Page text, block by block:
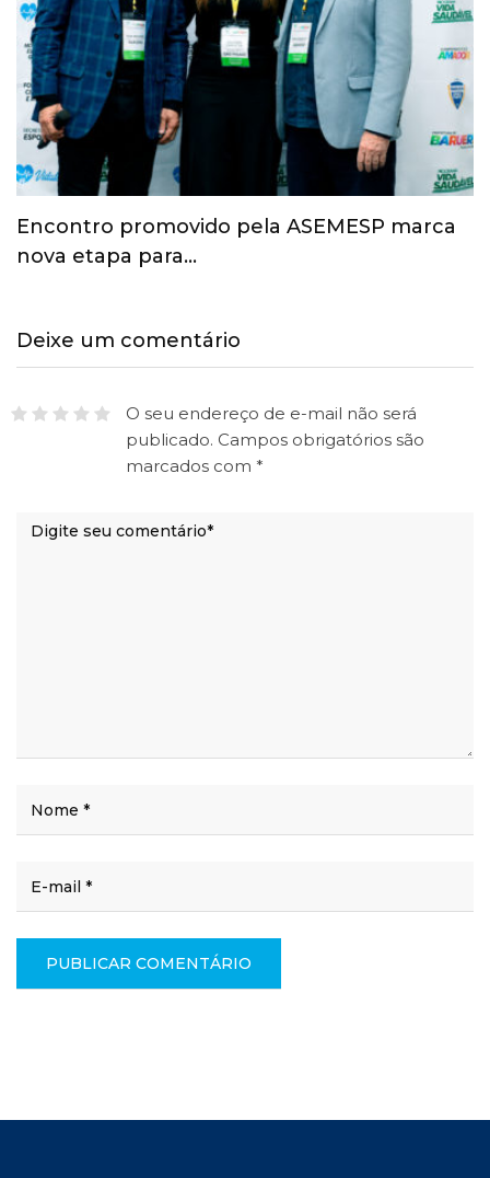
Esporte ganha espaço na agenda
econômica e mobiliza…
Deixe um comentário
O seu endereço de e-mail não será
publicado. Campos obrigatórios são
marcados com *